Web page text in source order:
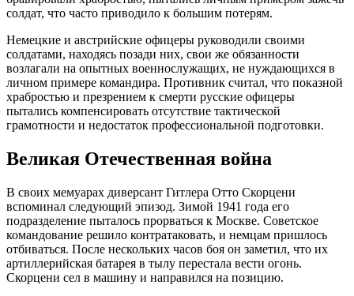
солдат, что часто приводило к большим потерям.
Немецкие и австрийские офицеры руководили своими
солдатами, находясь позади них, свои же обязанности
возлагали на опытных военнослужащих, не нуждающихся в
личном примере командира. Противник считал, что показной
храбростью и презрением к смерти русские офицеры
пытались компенсировать отсутствие тактической
грамотности и недостаток профессиональной подготовки.
Великая Отечественная война
В своих мемуарах диверсант Гитлера Отто Скорцени
вспоминал следующий эпизод. Зимой 1941 года его
подразделение пыталось прорваться к Москве. Советское
командование решило контратаковать, и немцам пришлось
отбиваться. После нескольких часов боя он заметил, что их
артиллерийская батарея в тылу перестала вести огонь.
Скорцени сел в машину и направился на позицию.